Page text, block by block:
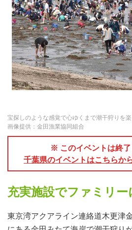
宝探しのような感覚で心ゆくまで潮干狩りを
画像提供：金田漁業協同組合
※ このイベントは終了
千葉県のイベントはこちらか
充実施設でファミリー
東京湾アクアライン連絡道木更津